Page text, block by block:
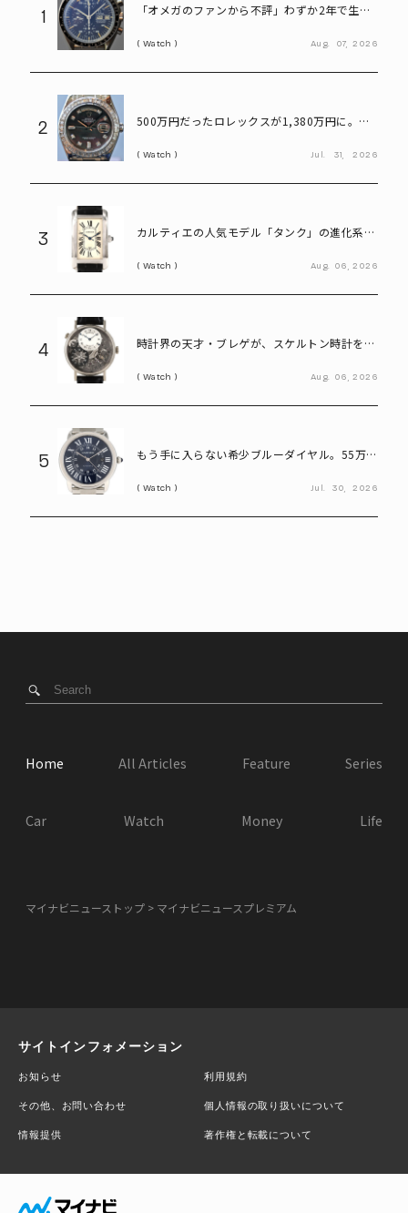
1
「オメガのファンから不評」わずか2年で生産
ピードマスター”とは
Watch Aug. 07, 2026
2
500万円だったロレックスが1,380万円に。プ
Watch Jul. 31, 2026
3
カルティエの人気モデル「タンク」の進化系。
WG」
Watch Aug. 06, 2026
4
時計界の天才・ブレゲが、スケルトン時計を贈
Watch Aug. 06, 2026
5
もう手に入らない希少ブルーダイヤル。55万円
Watch Jul. 30, 2026
Home All Articles Feature Series
Car Watch Money Life
マイナビニューストップ マイナビニュースプレミアム
サイトインフォメーション
お知らせ 利用規約
その他、お問い合わせ 個人情報の取り扱いについて
情報提供 著作権と転載について